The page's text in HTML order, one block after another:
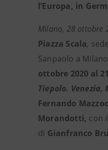
l’Europa, in
Milano, 28 ottobre
Piazza Scala,
Sanpaolo a
ottobre 2020 al
Tiepolo. Venezia,
Fernando
Morandotti, con
di Gianfranco